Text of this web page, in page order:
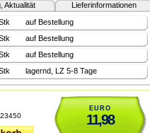
Aktualität
Lieferinformationen
auf Bestellung
auf Bestellung
auf Bestellung
lagernd, LZ 5-8 Tage
EURO
11,98